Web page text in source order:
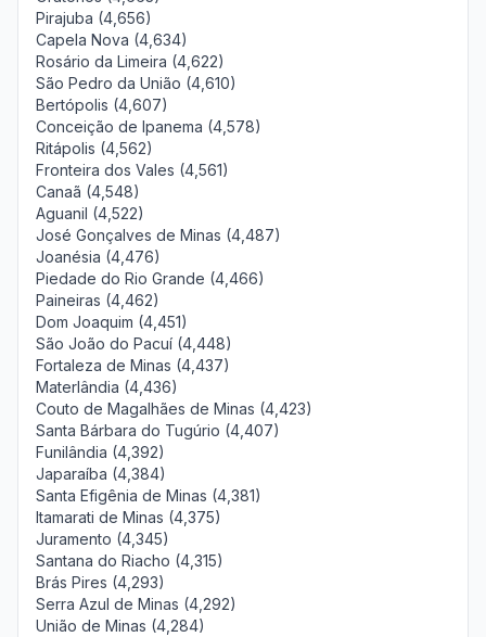
Pirajuba (4,656)
Capela Nova (4,634)
Rosário da Limeira (4,622)
São Pedro da União (4,610)
Bertópolis (4,607)
Conceição de Ipanema (4,578)
Ritápolis (4,562)
Fronteira dos Vales (4,561)
Canaã (4,548)
Aguanil (4,522)
José Gonçalves de Minas (4,487)
Joanésia (4,476)
Piedade do Rio Grande (4,466)
Paineiras (4,462)
Dom Joaquim (4,451)
São João do Pacuí (4,448)
Fortaleza de Minas (4,437)
Materlândia (4,436)
Couto de Magalhães de Minas (4,423)
Santa Bárbara do Tugúrio (4,407)
Funilândia (4,392)
Japaraíba (4,384)
Santa Efigênia de Minas (4,381)
Itamarati de Minas (4,375)
Juramento (4,345)
Santana do Riacho (4,315)
Brás Pires (4,293)
Serra Azul de Minas (4,292)
União de Minas (4,284)